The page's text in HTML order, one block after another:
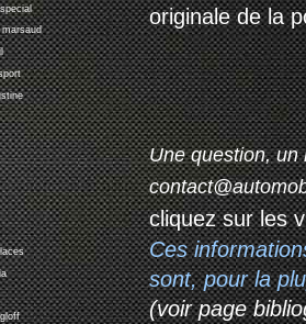
originale de la
Une question, un
cliquez sur les
Ces
sont, pour la
(voir page